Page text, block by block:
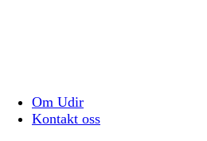
Om Udir
Kontakt oss